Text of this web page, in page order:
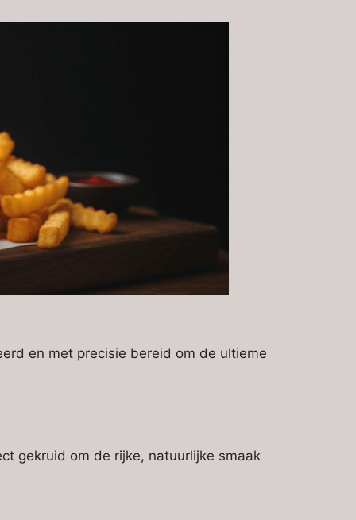
en met precisie bereid om de ultieme
gekruid om de rijke, natuurlijke smaak